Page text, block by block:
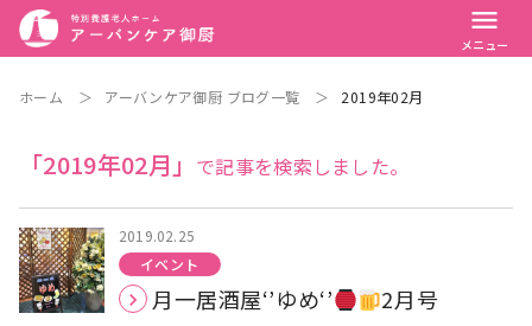
menu
メニュー
ホーム ＞ アーバンケア御厨 ブログ一覧 ＞ 2019年02月
「2019年02月」 で記事を検索しました。
2019.02.25
イベント
月一居酒屋‘’ゆめ‘’ 2月号